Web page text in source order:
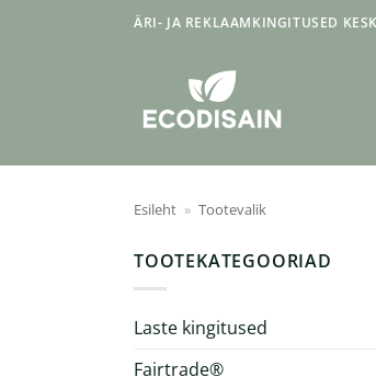
ÄRI- JA REKLAAMKINGITUSED
Esileht » Tootevalik
TOOTEKATEGOORIAD
Laste kingitused
Fairtrade®